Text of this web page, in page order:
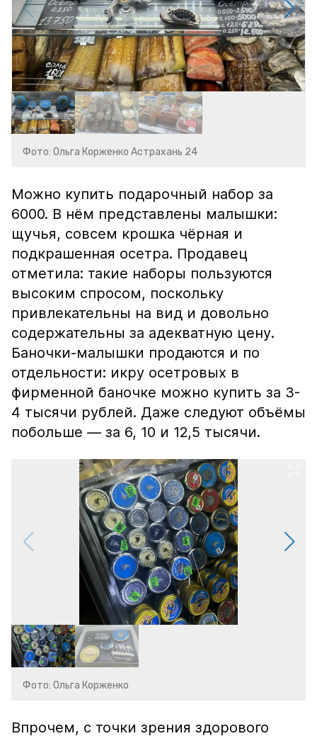
Фото: Ольга Корженко Астрахань 24
Можно купить подарочный набор за
6000. В нём представлены малышки:
щучья, совсем крошка чёрная и
подкрашенная осетра. Продавец
отметила: такие наборы пользуются
высоким спросом, поскольку
привлекательны на вид и довольно
содержательны за адекватную цену.
Баночки-малышки продаются и по
отдельности: икру осетровых в
фирменной баночке можно купить за 3-
4 тысячи рублей. Даже следуют объёмы
побольше — за 6, 10 и 12,5 тысячи.
Фото: Ольга Корженко
Впрочем, с точки зрения здорового